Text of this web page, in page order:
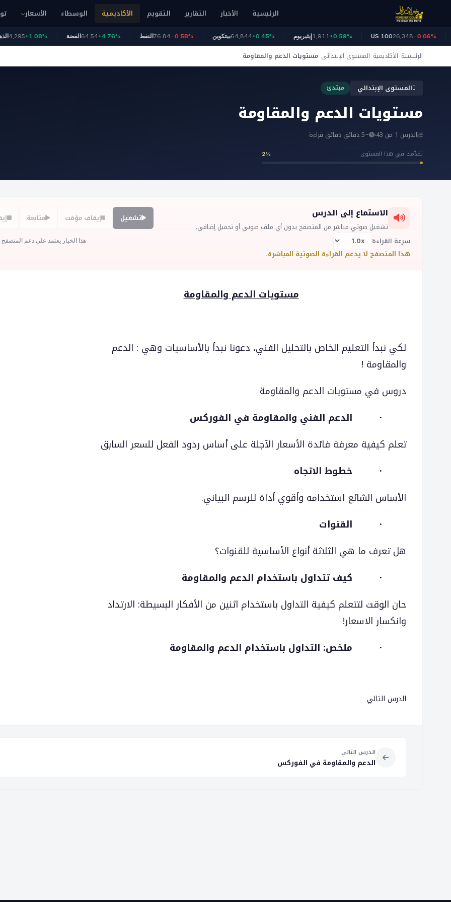
الرئيسية الأخبار التقارير التقويم الأكاديمية الوسطاء الأسعار
+1.08% الفضة64.54+4.76% النفط76.84-0.58% بيتكوين64,844+0.45% إيثيريوم1,911+0.59% US 100 26,348-0.06%
الرئيسية الأكاديمية المستوى الإبتدائي مستويات الدعم والمقاومة
المستوى الإبتدائي مبتدئ
مستويات الدعم والمقاومة
الدرس 1 من 43 ~5 دقائق دقائق قراءة
تقدّمك في هذا المستوى 2%
الاستماع إلى الدرس
تشغيل صوتي مباشر من المتصفح بدون أي ملف صوتي أو تحميل إضافي.
تشغيل إيقاف مؤقت متابعة
سرعة القراءة هذا الخيار يعتمد على دعم
هذا المتصفح لا يدعم القراءة الصوتية المباشرة.
مستويات الدعم والمقاومة
لكي نبدأ التعليم الخاص بالتحليل الفني، دعونا نبدأ بالأساسيات وهي : الدعم
والمقاومة !
دروس في مستويات الدعم والمقاومة
· الدعم الفني والمقاومة في الفوركس
تعلم كيفية معرفة فائدة الأسعار الآجلة على أساس ردود الفعل للسعر السابق
· خطوط الاتجاه
الأساس الشائع استخدامه وأقوي أداة للرسم البياني.
· القنوات
هل تعرف ما هي الثلاثة أنواع الأساسية للقنوات؟
· كيف تتداول باستخدام الدعم والمقاومة
حان الوقت لتتعلم كيفية التداول باستخدام اثنين من الأفكار البسيطة: الارتداد
وانكسار الاسعار!
· ملخص: التداول باستخدام الدعم والمقاومة
الدرس التالي
الدرس التالي
الدعم والمقاومة في الفوركس